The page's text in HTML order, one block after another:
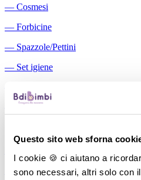
Questo sito web sforna
I cookie 🍪 ci aiutano a
sono necessari, altri solo con
― Cosmesi
― Forbicine
― Spazzole/Pettini
― Set igiene
Aspiratori nasali manuali
―
Cuscini allattamento
―Biberon